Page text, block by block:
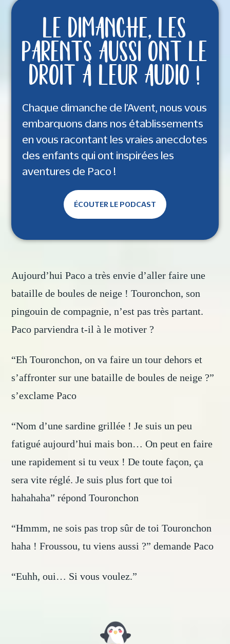
LE DIMANCHE, LES
PARENTS AUSSI ONT LE
DROIT À LEUR AUDIO !
Chaque dimanche de l’Avent, nous vous
embarquons dans nos établissements
en vous racontant les vraies anecdotes
des enfants qui ont inspirées les
aventures de Paco !
ÉCOUTER LE PODCAST
Aujourd’hui Paco a très envie d’aller faire une
bataille de boules de neige ! Touronchon, son
pingouin de compagnie, n’est pas très partant.
Paco parviendra t-il à le motiver ?
“Eh Touronchon, on va faire un tour dehors et
s’affronter sur une bataille de boules de neige ?”
s’exclame Paco
“Nom d’une sardine grillée ! Je suis un peu
fatigué aujourd’hui mais bon… On peut en faire
une rapidement si tu veux ! De toute façon, ça
sera vite réglé. Je suis plus fort que toi
hahahaha” répond Touronchon
“Hmmm, ne sois pas trop sûr de toi Touronchon
haha ! Froussou, tu viens aussi ?” demande Paco
“Euhh, oui… Si vous voulez.”